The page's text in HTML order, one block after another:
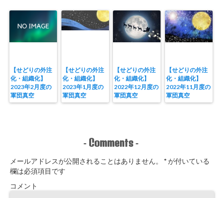
【せどりの外注
化・組織化】
2023年2月度の
軍団真空
【せどりの外注
化・組織化】
2023年1月度の
軍団真空
【せどりの外注
化・組織化】
2022年12月度の
軍団真空
【せどりの外注
化・組織化】
2022年11月度の
軍団真空
- Comments -
メールアドレスが公開されることはありません。 *が付いている
欄は必須項目です
コメント